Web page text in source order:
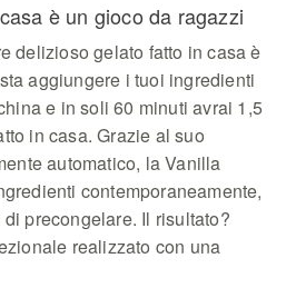
for an extra hour after the
è un gioco da ragazzi
delizioso gelato fatto in casa è
aggiungere i tuoi ingredienti
e in soli 60 minuti avrai 1,5
in casa. Grazie al suo
automatico, la Vanilla
contemporaneamente,
precongelare. Il risultato?
realizzato con una